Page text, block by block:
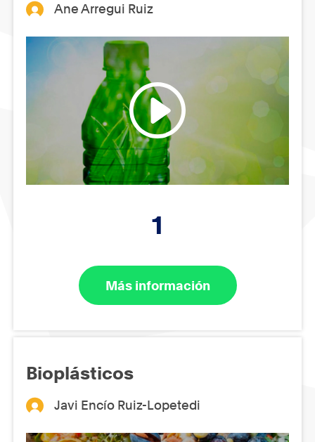
Ane Arregui Ruiz
1
Más información
Bioplásticos
Javi Encío Ruiz-Lopetedi